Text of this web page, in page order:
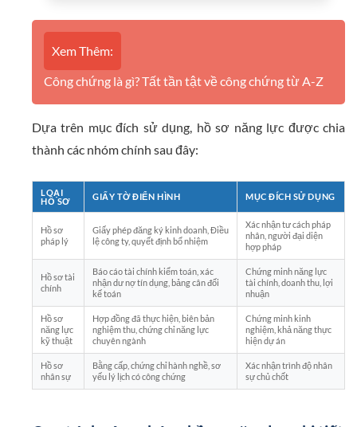
Xem Thêm:
Công chứng là gì? Tất tần tật về công chứng từ A-Z
Dựa trên mục đích sử dụng, hồ sơ năng lực được chia
thành các nhóm chính sau đây:
LOẠI
HỒ SƠ
GIẤY TỜ ĐIỂN HÌNH MỤC ĐÍCH SỬ DỤNG
Hồ sơ
pháp lý
Giấy phép đăng ký kinh doanh, Điều
lệ công ty, quyết định bổ nhiệm
Xác nhận tư cách pháp
nhân, người đại diện
hợp pháp
Hồ sơ tài
chính
Báo cáo tài chính kiểm toán, xác
nhận dư nợ tín dụng, bảng cân đối
kế toán
Chứng minh năng lực
tài chính, doanh thu, lợi
nhuận
Hồ sơ
năng lực
kỹ thuật
Hợp đồng đã thực hiện, biên bản
nghiệm thu, chứng chỉ năng lực
chuyên ngành
Chứng minh kinh
nghiệm, khả năng thực
hiện dự án
Hồ sơ
nhân sự
Bằng cấp, chứng chỉ hành nghề, sơ
yếu lý lịch có công chứng
Xác nhận trình độ nhân
sự chủ chốt